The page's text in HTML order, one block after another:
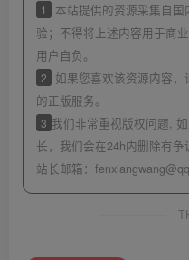
1
本站提供的资源采集自
验；不得将上述内容用于商
用户自负。
2
如果您喜欢该资源内容
的正版服务。
3 我们非常重视版权问题,
长，我们会在24h内删除有争
站长邮箱：